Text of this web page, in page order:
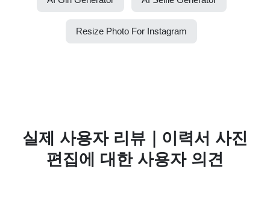
Resize Photo For Instagram
실제 사용자 리뷰｜이력서 사진
편집에 대한 사용자 의견